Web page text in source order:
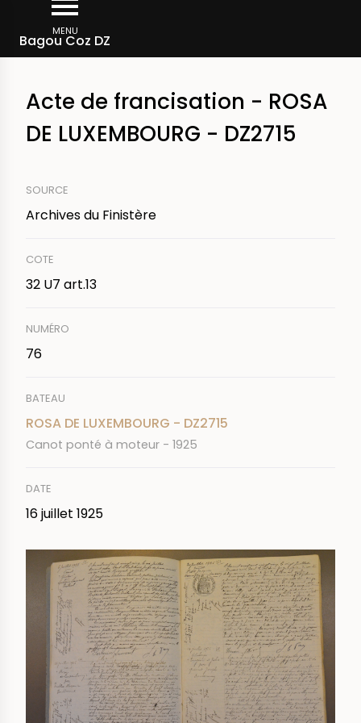
contenu
MENU
Bagou Coz DZ
d'Ariane
Actes de francisation au quartier de Douarnenez
Acte de francisation - ROSA
DE LUXEMBOURG - DZ2715
SOURCE
Archives du Finistère
COTE
32 U7 art.13
NUMÉRO
76
BATEAU
ROSA DE LUXEMBOURG - DZ2715
Canot ponté à moteur - 1925
DATE
16 juillet 1925